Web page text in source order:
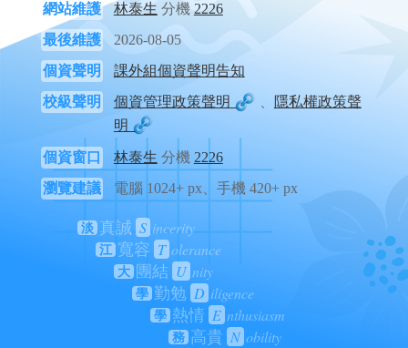
網站維護
林泰生 分機 2226
最後維護
2026-08-05
個資聲明
課外組個資聲明告知
校級聲明
個資管理政策聲明 、
隱私權政策聲
明
個資窗口 林泰生 分機 2226
瀏覽建議
電腦 1024+ px、手機 420+ px
淡 真誠 S incerity
江 寬容 T olerance
大 團結 U nity
學 勤勉 D iligence
學 熱情 E nthusiasm
務 高貴 N obility